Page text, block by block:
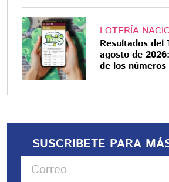
LOTERÍA
Resultados del
agosto de
de los
SUSCRIBETE PARA